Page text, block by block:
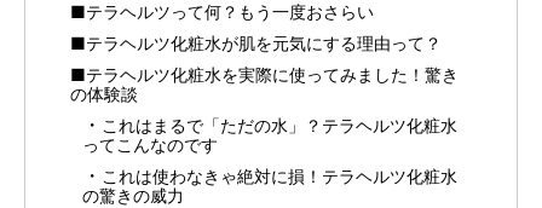
■テラヘルツって何？もう一度おさらい
■テラヘルツ化粧水が肌を元気にする理由って？
■テラヘルツ化粧水を実際に使ってみました！驚き
の体験談
これはまるで「ただの水」？テラヘルツ化粧水
ってこんなのです
これは使わなきゃ絶対に損！テラヘルツ化粧水
の驚きの威力